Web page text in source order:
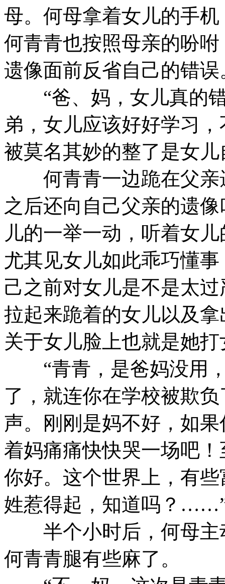
母。何母拿着女儿的手
何青青也按照母亲的吩
遗像面前反省自己的错误
“爸、妈，女儿真的错
弟，女儿应该好好学习
被莫名其妙的整了是女
何青青一边跪在父亲
之后还向自己父亲的遗
儿的一举一动，听着女
尤其见女儿如此乖巧懂
己之前对女儿是不是太
拉起来跪着的女儿以及
关于女儿脸上也就是她
“青青，是爸妈没用，
了，就连你在学校被欺
声。刚刚是妈不好，如
着妈痛痛快快哭一场吧
你好。这个世界上，有
姓惹得起，知道吗？
半个小时后，何母主
何青青腿有些麻了。